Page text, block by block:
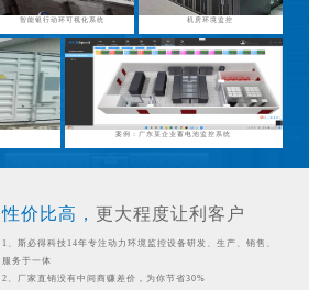
智能银行动环可视化系统 机房环境监控
案例：广东某企业蓄电池监控系统
性价比高， 更大程度让利客户
1、斯必得科技14年专注动力环境监控设备研发、生产、销售、
服务于一体
2、厂家直销没有中间商赚差价，为你节省30%